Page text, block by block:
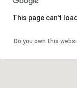
This page can't
Do you own this